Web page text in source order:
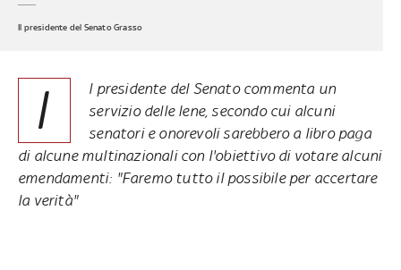
Il presidente del Senato Grasso
I
l presidente del Senato commenta un
servizio delle Iene, secondo cui alcuni
senatori e onorevoli sarebbero a libro paga
di alcune multinazionali con l'obiettivo di votare alcuni
emendamenti: "Faremo tutto il possibile per accertare
la verità"